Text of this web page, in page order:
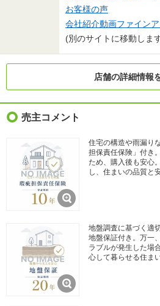
お客様の声
会社紹介動画ファイン
(別のサイトに移動しま
店舗の詳細情報
売主コメント
住宅の構造や雨漏り
担保責任保険」付き
ため、購入後も安心
し、住まいの品質と
地盤調査に基づく適
地盤保証付き。万一
ラブルが発生した場
心して暮らせる住ま